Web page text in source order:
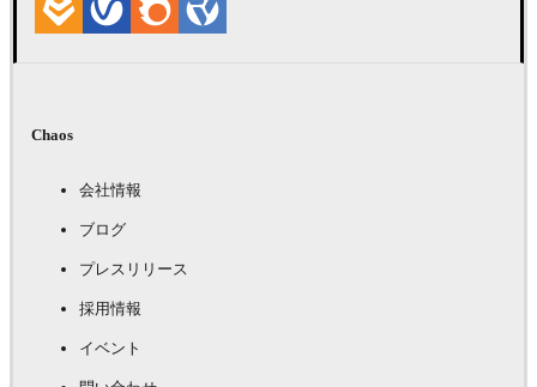
Chaos
会社情報
ブログ
プレスリリース
採用情報
イベント